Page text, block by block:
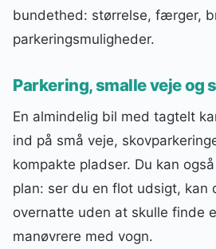
bundethed: størrelse, færger,
parkeringsmuligheder.
Parkering, smalle veje og
En almindelig bil med tagtelt
ind på små veje,
kompakte pladser. Du kan
plan: ser du en flot udsigt, kan
overnatte uden at skulle finde
manøvrere med vogn.